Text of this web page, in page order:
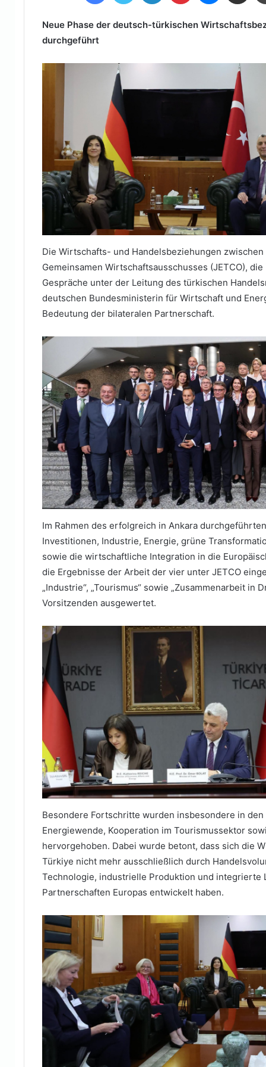
Neue Phase der deutsch-türkischen
durchgeführt
Die Wirtschafts- und Handelsbeziehungen
Gemeinsamen Wirtschaftsausschusses (JETCO),
Gespräche unter der Leitung des türkischen
deutschen Bundesministerin für Wirtschaft und
Bedeutung der bilateralen Partnerschaft.
Im Rahmen des erfolgreich in Ankara
Investitionen, Industrie, Energie, grüne
sowie die wirtschaftliche Integration in die
die Ergebnisse der Arbeit der vier unter JETCO
„Industrie“, „Tourismus“ sowie „Zusammenarbeit
Vorsitzenden ausgewertet.
Besondere Fortschritte wurden insbesondere in
Energiewende, Kooperation im Tourismussektor
hervorgehoben. Dabei wurde betont, dass sich die
Türkiye nicht mehr ausschließlich durch
Technologie, industrielle Produktion und
Partnerschaften Europas entwickelt haben.